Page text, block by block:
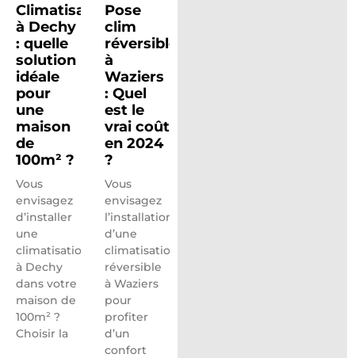
Climatisation
à Dechy
: quelle
solution
idéale
pour
une
maison
de
100m² ?
Vous
envisagez
d’installer
une
climatisation
à Dechy
dans votre
maison de
100m² ?
Choisir la
Pose
clim
réversible
à
Waziers
: Quel
est le
vrai coût
en 2024
?
Vous
envisagez
l’installation
d’une
climatisation
réversible
à Waziers
pour
profiter
d’un
confort